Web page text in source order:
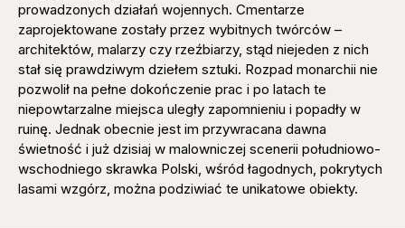
prowadzonych działań wojennych. Cmentarze
zaprojektowane zostały przez wybitnych twórców –
architektów, malarzy czy rzeźbiarzy, stąd niejeden z nich
stał się prawdziwym dziełem sztuki. Rozpad monarchii nie
pozwolił na pełne dokończenie prac i po latach te
niepowtarzalne miejsca uległy zapomnieniu i popadły w
ruinę. Jednak obecnie jest im przywracana dawna
świetność i już dzisiaj w malowniczej scenerii południowo-
wschodniego skrawka Polski, wśród łagodnych, pokrytych
lasami wzgórz, można podziwiać te unikatowe obiekty.